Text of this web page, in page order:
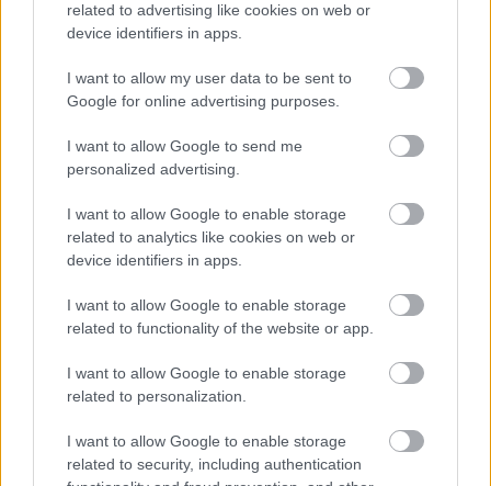
related to advertising like cookies on web or
device identifiers in apps.
I want to allow my user data to be sent to
Google for online advertising purposes.
I want to allow Google to send me
personalized advertising.
I want to allow Google to enable storage
related to analytics like cookies on web or
device identifiers in apps.
I want to allow Google to enable storage
related to functionality of the website or app.
I want to allow Google to enable storage
related to personalization.
I want to allow Google to enable storage
related to security, including authentication
EZEK IS ÉRDEKELHETNEK
SZENT GYÖRGY-HEGY HAJNALIG 2025 – HELLO!
2025. június 7-én szombaton újra a Szent György-hegy
HAJNALIG. Idén egész hétvégére rengeteg programmal
készülnek a szervezők. 2025. június 7-én szombaton újra a